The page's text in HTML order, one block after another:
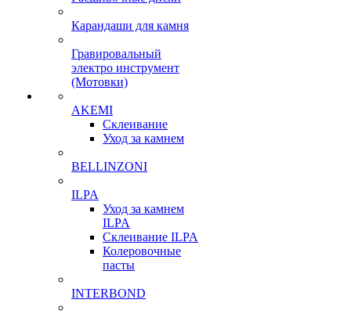
Карандаши для камня
Гравировальный
электро инструмент
(Мотовки)
AKEMI
Склеивание
Уход за камнем
BELLINZONI
ILPA
Уход за камнем
ILPA
Склеивание ILPA
Колеровочные
пасты
INTERBOND